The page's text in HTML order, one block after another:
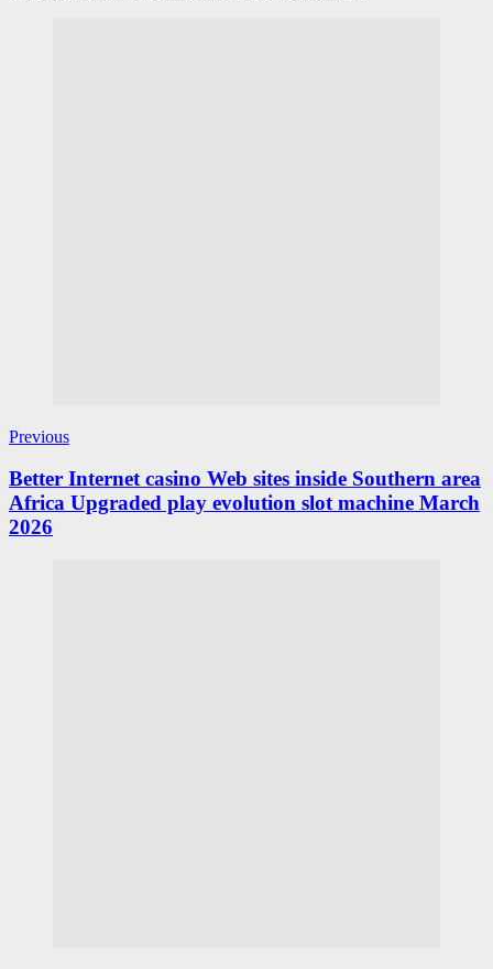
Previous
Better Internet casino Web sites inside Southern area
Africa Upgraded play evolution slot machine March
2026